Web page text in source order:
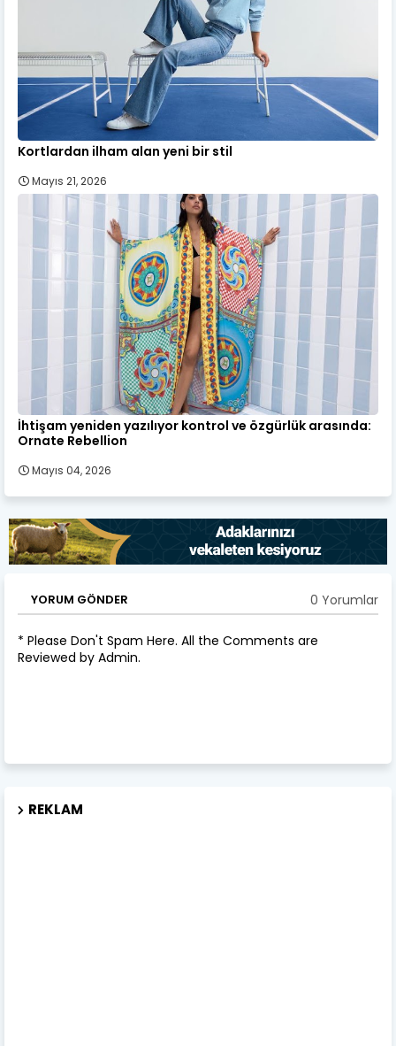
Kortlardan ilham alan yeni bir stil
Mayıs 21, 2026
İhtişam yeniden yazılıyor kontrol ve özgürlük arasında:
Ornate Rebellion
Mayıs 04, 2026
YORUM GÖNDER 0 Yorumlar
* Please Don't Spam Here. All the Comments are
Reviewed by Admin.
REKLAM